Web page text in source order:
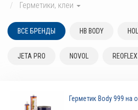
Герметики, клеи
ВСЕ БРЕНДЫ HB BODY
JETA PRO NOVOL REOFLEX
Герметик Body 999 на